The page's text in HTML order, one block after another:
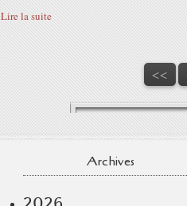
Lire la suite
<<
Archives